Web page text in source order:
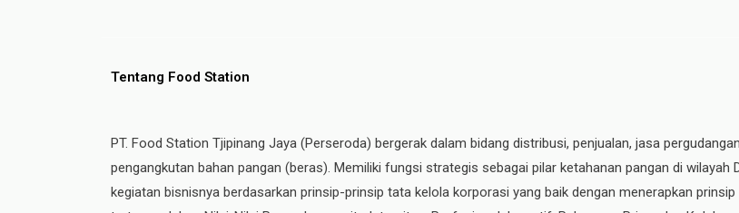
Tentang Food Station
PT. Food Station Tjipinang Jaya (Perseroda) bergerak dalam bidang distribusi, penjualan, jasa
pengangkutan bahan pangan (beras). Memiliki fungsi strategis sebagai pilar ketahanan pangan di
kegiatan bisnisnya berdasarkan prinsip-prinsip tata kelola korporasi yang baik dengan menerapkan